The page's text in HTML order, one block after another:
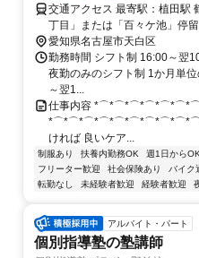
交通アクセス 最寄駅：植田駅 鶴舞線「植田駅」～徒歩約10分 市バス「植田本町二
丁目」または「百々ケ池」停
愛知県名古屋市天白区
勤務時間 シフト制 16:00～翌
夜勤のみのシフト制 1か月単
～翌1...
仕事内容
*⌒*⌒*⌒*⌒*⌒*⌒*⌒*⌒*⌒*⌒*⌒*
ければ 良いケア...
制服あり 扶養内勤務OK 週1日からOK
フリーター歓迎
社会保険あり バイク
転勤なし
未経験者歓迎 経験者歓迎
アルバイト・パート
個別指導塾の塾講師